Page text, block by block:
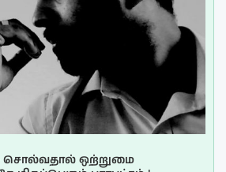
சொல்வதால் ஒற்றுமை